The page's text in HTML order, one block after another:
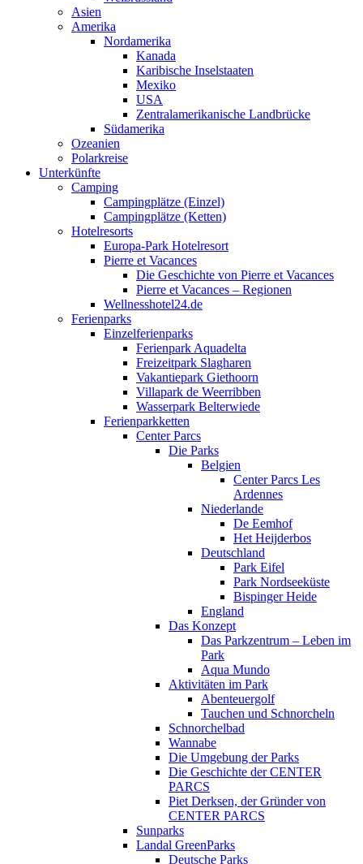
Asien
Amerika
Nordamerika
Kanada
Karibische Inselstaaten
Mexiko
USA
Zentralamerikanische Landbrücke
Südamerika
Ozeanien
Polarkreise
Unterkünfte
Camping
Campingplätze (Einzel)
Campingplätze (Ketten)
Hotelresorts
Europa-Park Hotelresort
Pierre et Vacances
Die Geschichte von Pierre et Vacances
Pierre et Vacances – Regionen
Wellnesshotel24.de
Ferienparks
Einzelferienparks
Ferienpark Aquadelta
Freizeitpark Slagharen
Vakantiepark Giethoorn
Villapark de Weerribben
Wasserpark Belterwiede
Ferienparkketten
Center Parcs
Die Parks
Belgien
Center Parcs Les
Ardennes
Niederlande
De Eemhof
Het Heijderbos
Deutschland
Park Eifel
Park Nordseeküste
Bispinger Heide
England
Das Konzept
Das Parkzentrum – Leben im
Park
Aqua Mundo
Aktivitäten im Park
Abenteuergolf
Tauchen und Schnorcheln
Schnorchelbad
Wannabe
Die Umgebung der Parks
Die Geschichte der CENTER
PARCS
Piet Derksen, der Gründer von
CENTER PARCS
Sunparks
Landal GreenParks
Deutsche Parks